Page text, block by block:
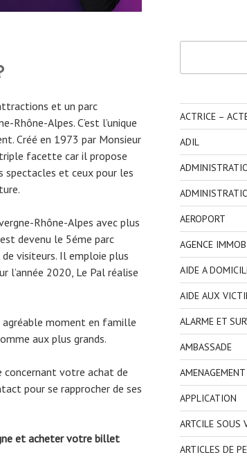
et un parc
Rhône-Alpes. C’est l’unique
Créé en 1973 par Monsieur
facette car il propose
et ceux pour les
Rhône-Alpes avec plus
devenu le 5éme parc
visiteurs. Il emploie plus
l’année 2020, Le Pal réalise
agréable moment en famille
aux plus grands.
concernant votre achat de
pour se rapprocher de ses
et acheter votre billet
ACTRICE –
ADIL
AEROPORT
AGENCE
AIDE A
AIDE AUX
ALARME ET
AMBASSADE
APPLICATION
ARTCILE SOUS
ARTICLES DE